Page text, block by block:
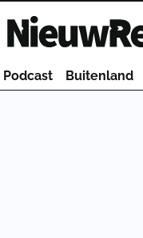
Homepage van
Podcast Buitenland